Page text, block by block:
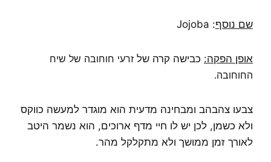
שם נוסף: Jojoba
אופן הפקה: כבישה קרה של זרעי חוחובה של שיח
החוחובה.
צבעו צהבהב ומבחינה מדעית הוא מוגדר למעשה כווקס
ולא כשמן, לכן יש לו חיי מדף ארוכים, הוא נשמר היטב
לאורך זמן ממושך ולא מתקלקל מהר.